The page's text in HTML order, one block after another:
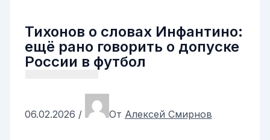
Тихонов о словах Инфантино:
ещё рано говорить о допуске
России в футбол
06.02.2026 / От Алексей Смирнов